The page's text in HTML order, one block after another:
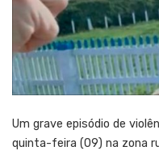
Um grave episódio de
quinta-feira (09) na zona